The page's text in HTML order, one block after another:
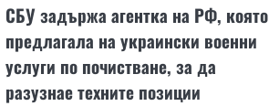
СБУ задържа агентка на РФ, която
предлагала на украински военни
услуги по почистване, за да
разузнае техните позиции